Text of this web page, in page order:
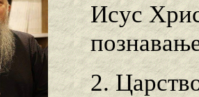
Исус
2.